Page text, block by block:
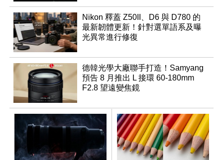
Nikon 釋蓋 Z50II、D6 與 D780 的
最新韌體更新！針對選單語系及曝
光異常進行修復
德韓光學大廠聯手打造！Samyang
預告 8 月推出 L 接環 60-180mm
F2.8 望遠變焦鏡